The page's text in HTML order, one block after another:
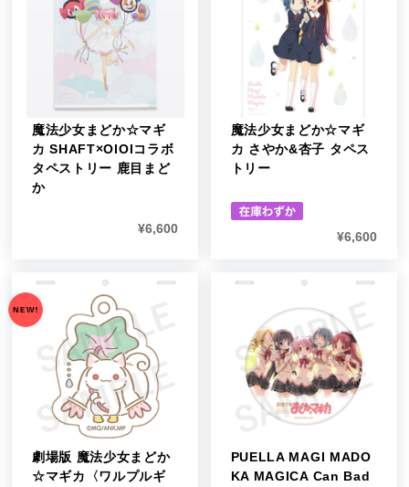
魔法少女まどか☆マギ
カ SHAFT×OIOIコラボ
タペストリー 鹿目まど
か
¥6,600
魔法少女まどか☆マギ
カ さやか&杏子 タペス
トリー
¥6,600
劇場版 魔法少女まどか
☆マギカ〈ワルプルギ
PUELLA MAGI MADO
KA MAGICA Can Bad